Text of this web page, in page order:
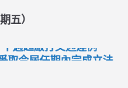
五）
週起嚴打交通違例
取今屆任期內完成立法
員准保釋候訊